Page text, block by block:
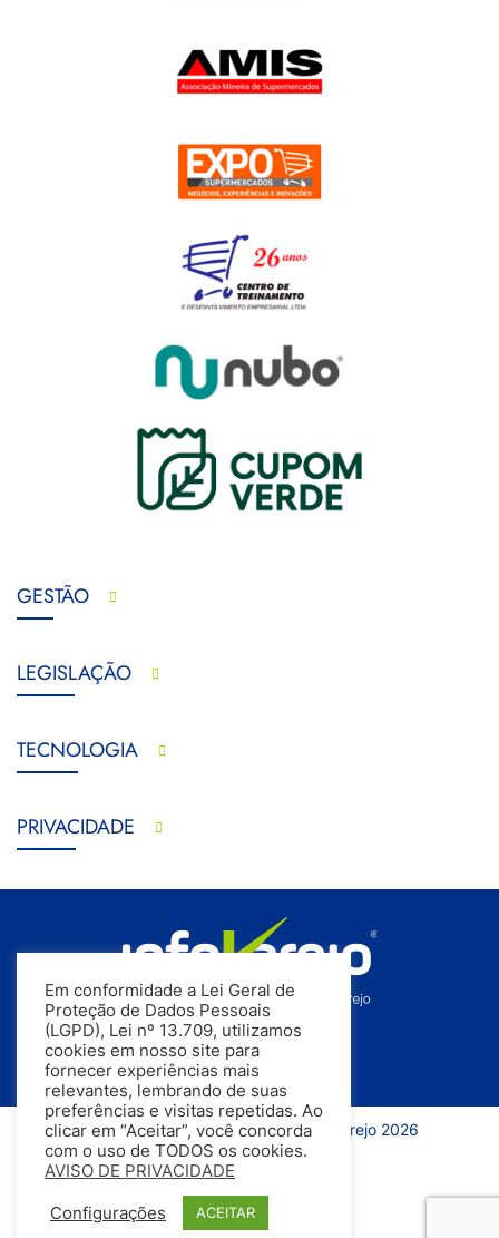
GESTÃO
LEGISLAÇÃO
TECNOLOGIA
PRIVACIDADE
Todos os direitos reservados | InfoVarejo 2026
Em conformidade a Lei Geral de
Proteção de Dados Pessoais
(LGPD), Lei nº 13.709, utilizamos
cookies em nosso site para
fornecer experiências mais
relevantes, lembrando de suas
preferências e visitas repetidas. Ao
clicar em “Aceitar”, você concorda
com o uso de TODOS os cookies.
AVISO DE PRIVACIDADE
Configurações ACEITAR